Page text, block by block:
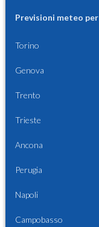
Previsioni meteo
Torino
Genova
Trento
Trieste
Ancona
Perugia
Napoli
Campobasso